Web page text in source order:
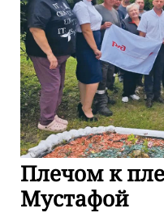
Плечом к
Мустафой